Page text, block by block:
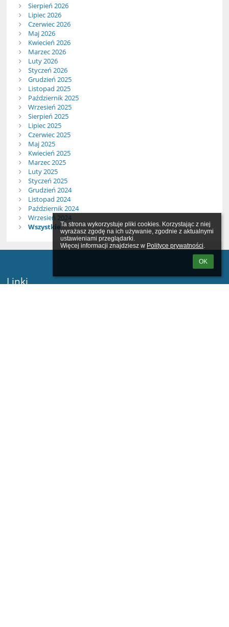
Ta strona wykorzystuje pliki cookies. Korzystając z niej
wyrażasz zgodę na ich używanie, zgodnie z aktualnymi
ustawieniami przeglądarki.
Więcej informacji znajdziesz w Polityce prywatności.
OK
Sierpień 2026
Lipiec 2026
Czerwiec 2026
Maj 2026
Kwiecień 2026
Marzec 2026
Luty 2026
Styczeń 2026
Grudzień 2025
Listopad 2025
Październik 2025
Wrzesień 2025
Sierpień 2025
Lipiec 2025
Czerwiec 2025
Maj 2025
Kwiecień 2025
Marzec 2025
Luty 2025
Styczeń 2025
Grudzień 2024
Listopad 2024
Październik 2024
Wrzesień 2024
Wszystkie
Linki